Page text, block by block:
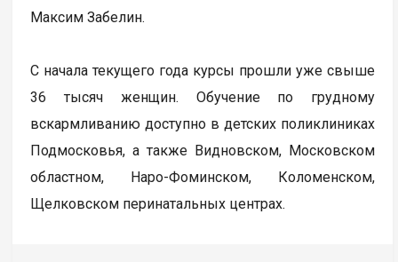
Максим Забелин.
С начала текущего года курсы прошли уже свыше
36 тысяч женщин. Обучение по грудному
вскармливанию доступно в детских поликлиниках
Подмосковья, а также Видновском, Московском
областном, Наро-Фоминском, Коломенском,
Щелковском перинатальных центрах.